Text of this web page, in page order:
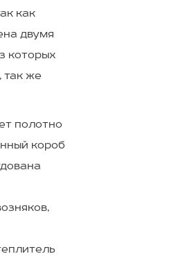
как
двумя
которых
так же
полотно
короб